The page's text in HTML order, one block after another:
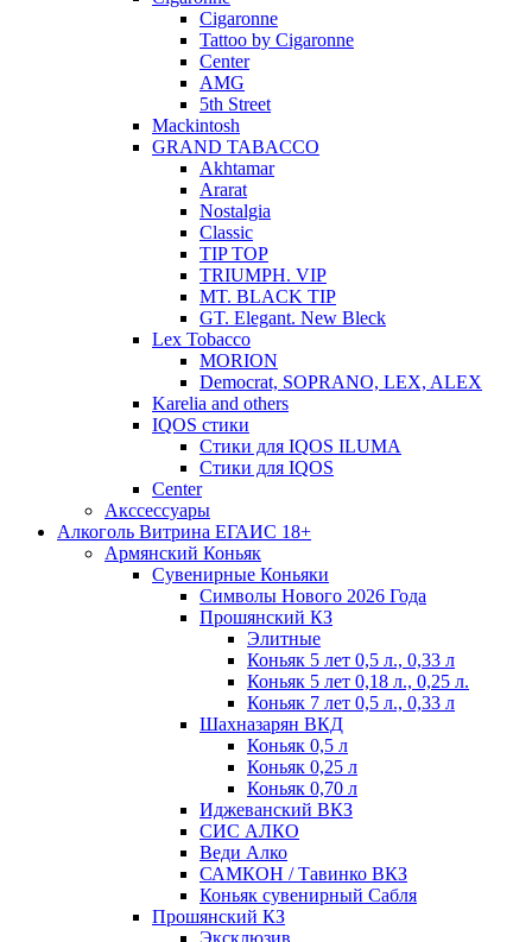
Cigaronne
Tattoo by Cigaronne
Center
AMG
5th Street
Mackintosh
GRAND TABACCO
Akhtamar
Ararat
Nostalgia
Classic
TIP TOP
TRIUMPH. VIP
MT. BLACK TIP
GT. Elegant. New Bleck
Lex Tobacco
MORION
Democrat, SOPRANO, LEX, ALEX
Karelia and others
IQOS стики
Стики для IQOS ILUMA
Стики для IQOS
Сenter
Акссессуары
Алкоголь Витрина ЕГАИС 18+
Армянский Коньяк
Сувенирные Коньяки
Символы Нового 2026 Года
Прошянский КЗ
Элитные
Коньяк 5 лет 0,5 л., 0,33 л
Коньяк 5 лет 0,18 л., 0,25 л.
Коньяк 7 лет 0,5 л., 0,33 л
Шахназарян ВКД
Коньяк 0,5 л
Коньяк 0,25 л
Коньяк 0,70 л
Иджеванский ВКЗ
СИС АЛКО
Веди Алко
САМКОН / Тавинко ВКЗ
Коньяк сувенирный Сабля
Прошянский КЗ
Эксклюзив